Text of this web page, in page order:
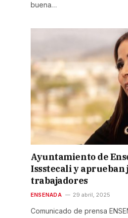
buena…
Ayuntamiento de
Issstecali y aprueban
trabajadores
ENSENADA 29 abril, 2025
Comunicado de prensa